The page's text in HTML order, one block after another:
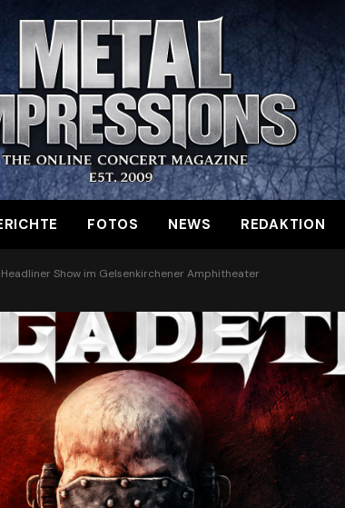
FOTOS NEWS REDAKTION
Headliner Show im Gelsenkirchener Amphitheater